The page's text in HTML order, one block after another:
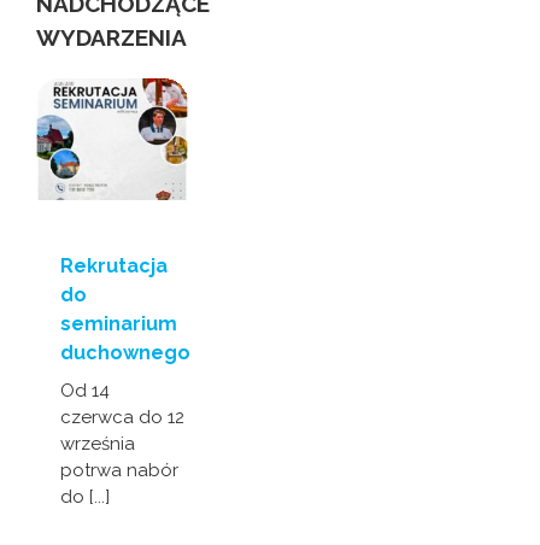
WYDARZENIA
Rekrutacja
do
seminarium
duchownego
Od 14
czerwca do 12
września
potrwa nabór
do [...]